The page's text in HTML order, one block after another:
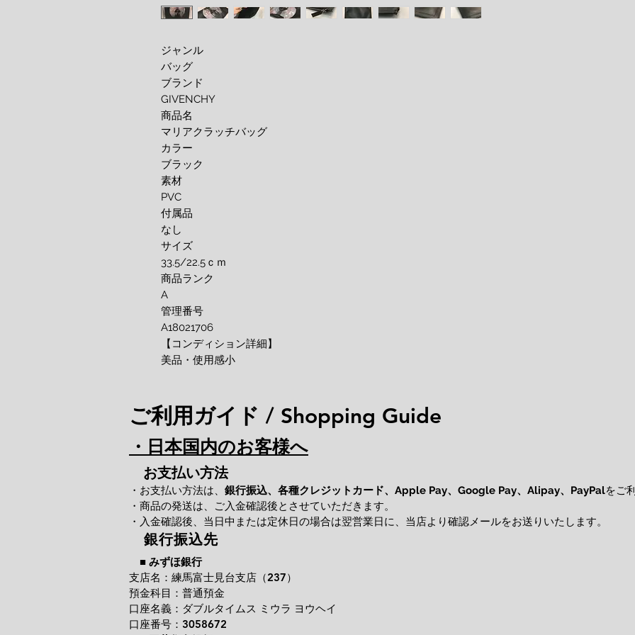
ジャンル
バッグ
ブランド
GIVENCHY
商品名
マリアクラッチバッグ
カラー
ブラック
素材
PVC
付属品
なし
サイズ
33.5/22.5ｃｍ
商品ランク
A
管理番号
A18021706
【コンディション詳細】
美品・使用感小
ご利用ガイド / Shopping Guide
・日本国内のお客様へ
お支払い方法
・お支払い方法は、 銀行振込、各種クレジットカード、 Apple Pay、Google Pay、Alipay、PayPalをご
・商品の発送は、ご入金確認後とさせていただきます。
・入金確認後、当日中または定休日の場合は翌営業日に、当店より確認メールをお送りいたします。
銀行振込先
■ みずほ銀行
支店名：練馬富士見台支店（237）
預金科目：普通預金
口座名義：ダブルタイムス ミウラ ヨウヘイ
口座番号：3058672